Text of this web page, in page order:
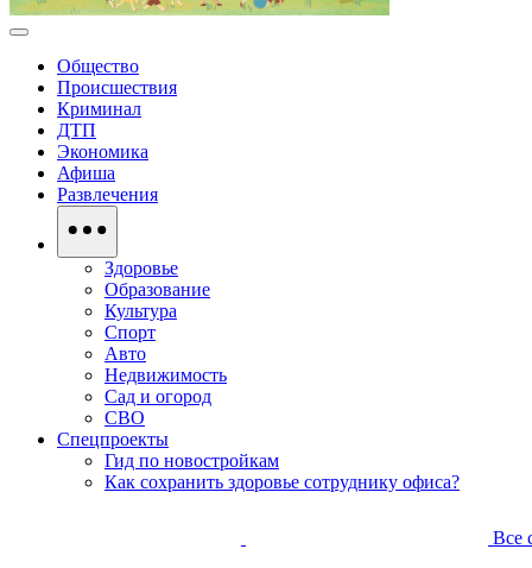
Общество
Происшествия
Криминал
ДТП
Экономика
Афиша
Развлечения
Здоровье
Образование
Культура
Спорт
Авто
Недвижимость
Сад и огород
СВО
Спецпроекты
Гид по новостройкам
Как сохранить здоровье сотруднику офиса?
Все